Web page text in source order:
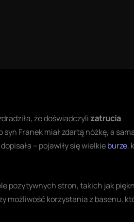
że doświadczylizatrucia
syn Franek miał zdartą nóżkę, a
– pojawiły się wielkieburze,
pozytywnych stron, takich jak
możliwość korzystania z basenu,